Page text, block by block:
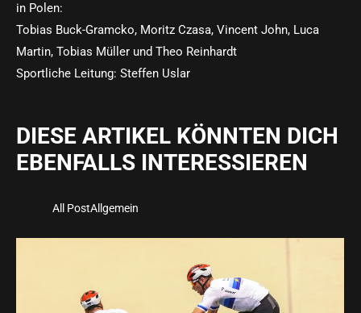
in Polen:
Tobias Buck-Gramcko, Moritz Czasa, Vincent John, Luca
Martin, Tobias Müller und Theo Reinhardt
Sportliche Leitung: Steffen Uslar
DIESE ARTIKEL KÖNNTEN DICH
EBENFALLS INTERESSIEREN
All PostAllgemein